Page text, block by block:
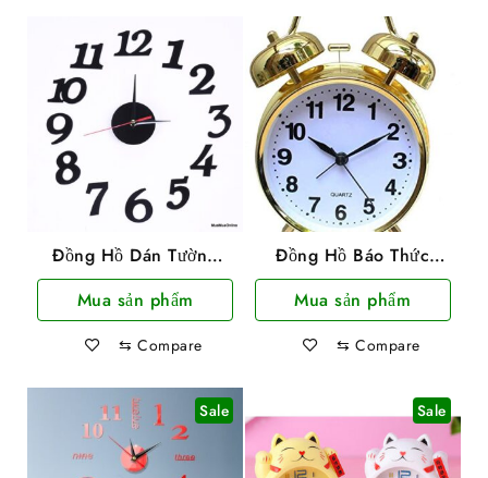
Đồng Hồ Dán Tường
Bằng Xốp Nghệ Thuật
Nhiều Mẫu Hình
Mua sản phẩm
⇆ Compare
Đồng Hồ Báo Thức
Chuông Reo
Mua sản phẩm
⇆ Compare
Sale Sale